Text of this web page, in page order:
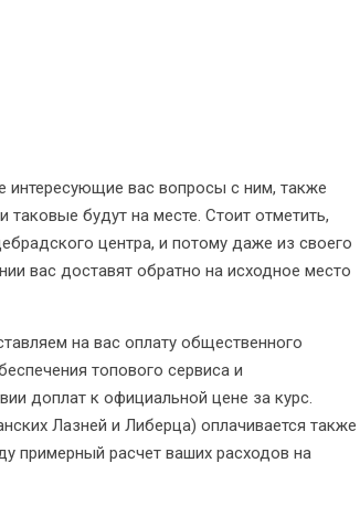
вас вопросы с ним, также
будут на месте. Стоит отметить,
центра, и потому даже из своего
вас доставят обратно на исходное место
на вас оплату общественного
топового сервиса и
доплат к официальной цене за курс.
Лазней и Либерца) оплачивается также
примерный расчет ваших расходов на